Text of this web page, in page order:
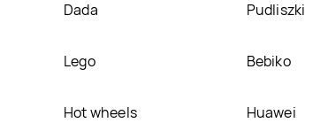
Dada Pudliszki
Lego Bebiko
Hot wheels Huawei